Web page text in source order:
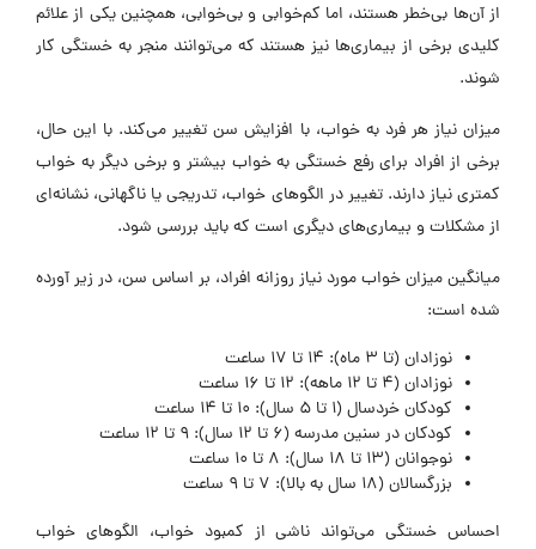
از آن‌ها بی‌خطر هستند، اما کم‌خوابی و بی‌خوابی، همچنین یکی از علائم
کلیدی برخی از بیماری‌ها نیز هستند که می‌توانند منجر به خستگی کار
شوند.
میزان نیاز هر فرد به خواب، با افزایش سن تغییر می‌کند. با این حال،
برخی از افراد برای رفع خستگی به خواب بیشتر و برخی دیگر به خواب
کمتری نیاز دارند. تغییر در الگوهای خواب، تدریجی یا ناگهانی، نشانه‌ای
از مشکلات و بیماری‌های دیگری است که باید بررسی شود.
میانگین میزان خواب مورد نیاز روزانه افراد، بر اساس سن، در زیر آورده
شده است:
نوزادان (تا 3 ماه): 14 تا 17 ساعت
نوزادان (4 تا 12 ماهه): 12 تا 16 ساعت
کودکان خردسال (1 تا 5 سال): 10 تا 14 ساعت
کودکان در سنین مدرسه (6 تا 12 سال): 9 تا 12 ساعت
نوجوانان (13 تا 18 سال): 8 تا 10 ساعت
بزرگسالان (18 سال به بالا): 7 تا 9 ساعت
احساس خستگی می‌تواند ناشی از کمبود خواب، الگوهای خواب